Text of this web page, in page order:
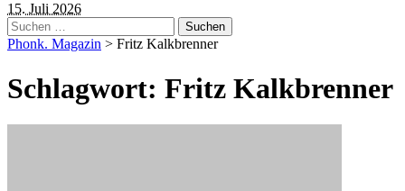
15. Juli 2026
Suchen
nach:
Phonk. Magazin > Fritz Kalkbrenner
Schlagwort: Fritz Kalkbrenner